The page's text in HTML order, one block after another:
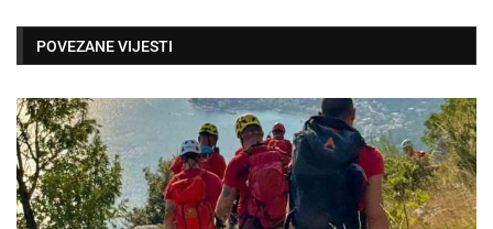
POVEZANE VIJESTI